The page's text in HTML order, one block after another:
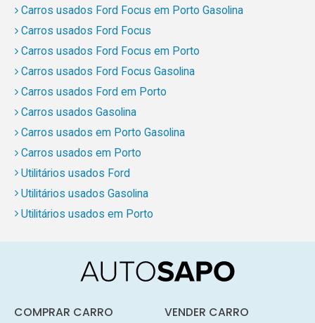
Carros usados Ford Focus em Porto Gasolina
Carros usados Ford Focus
Carros usados Ford Focus em Porto
Carros usados Ford Focus Gasolina
Carros usados Ford em Porto
Carros usados Gasolina
Carros usados em Porto Gasolina
Carros usados em Porto
Utilitários usados Ford
Utilitários usados Gasolina
Utilitários usados em Porto
COMPRAR CARRO VENDER CARRO